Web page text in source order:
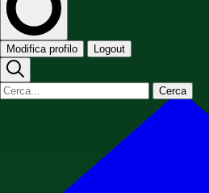
Modifica profilo Logout
Cerca